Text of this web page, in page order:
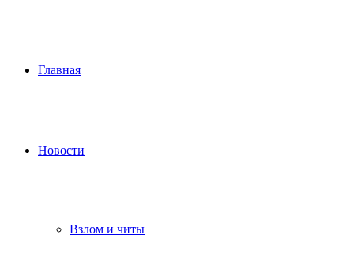
Главная
Новости
Взлом и читы